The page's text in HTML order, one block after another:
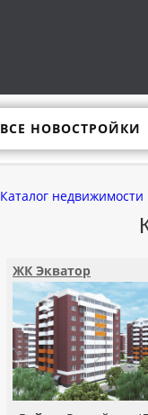
ВСЕ НОВОСТРОЙКИ
Каталог
ЖК Экватор